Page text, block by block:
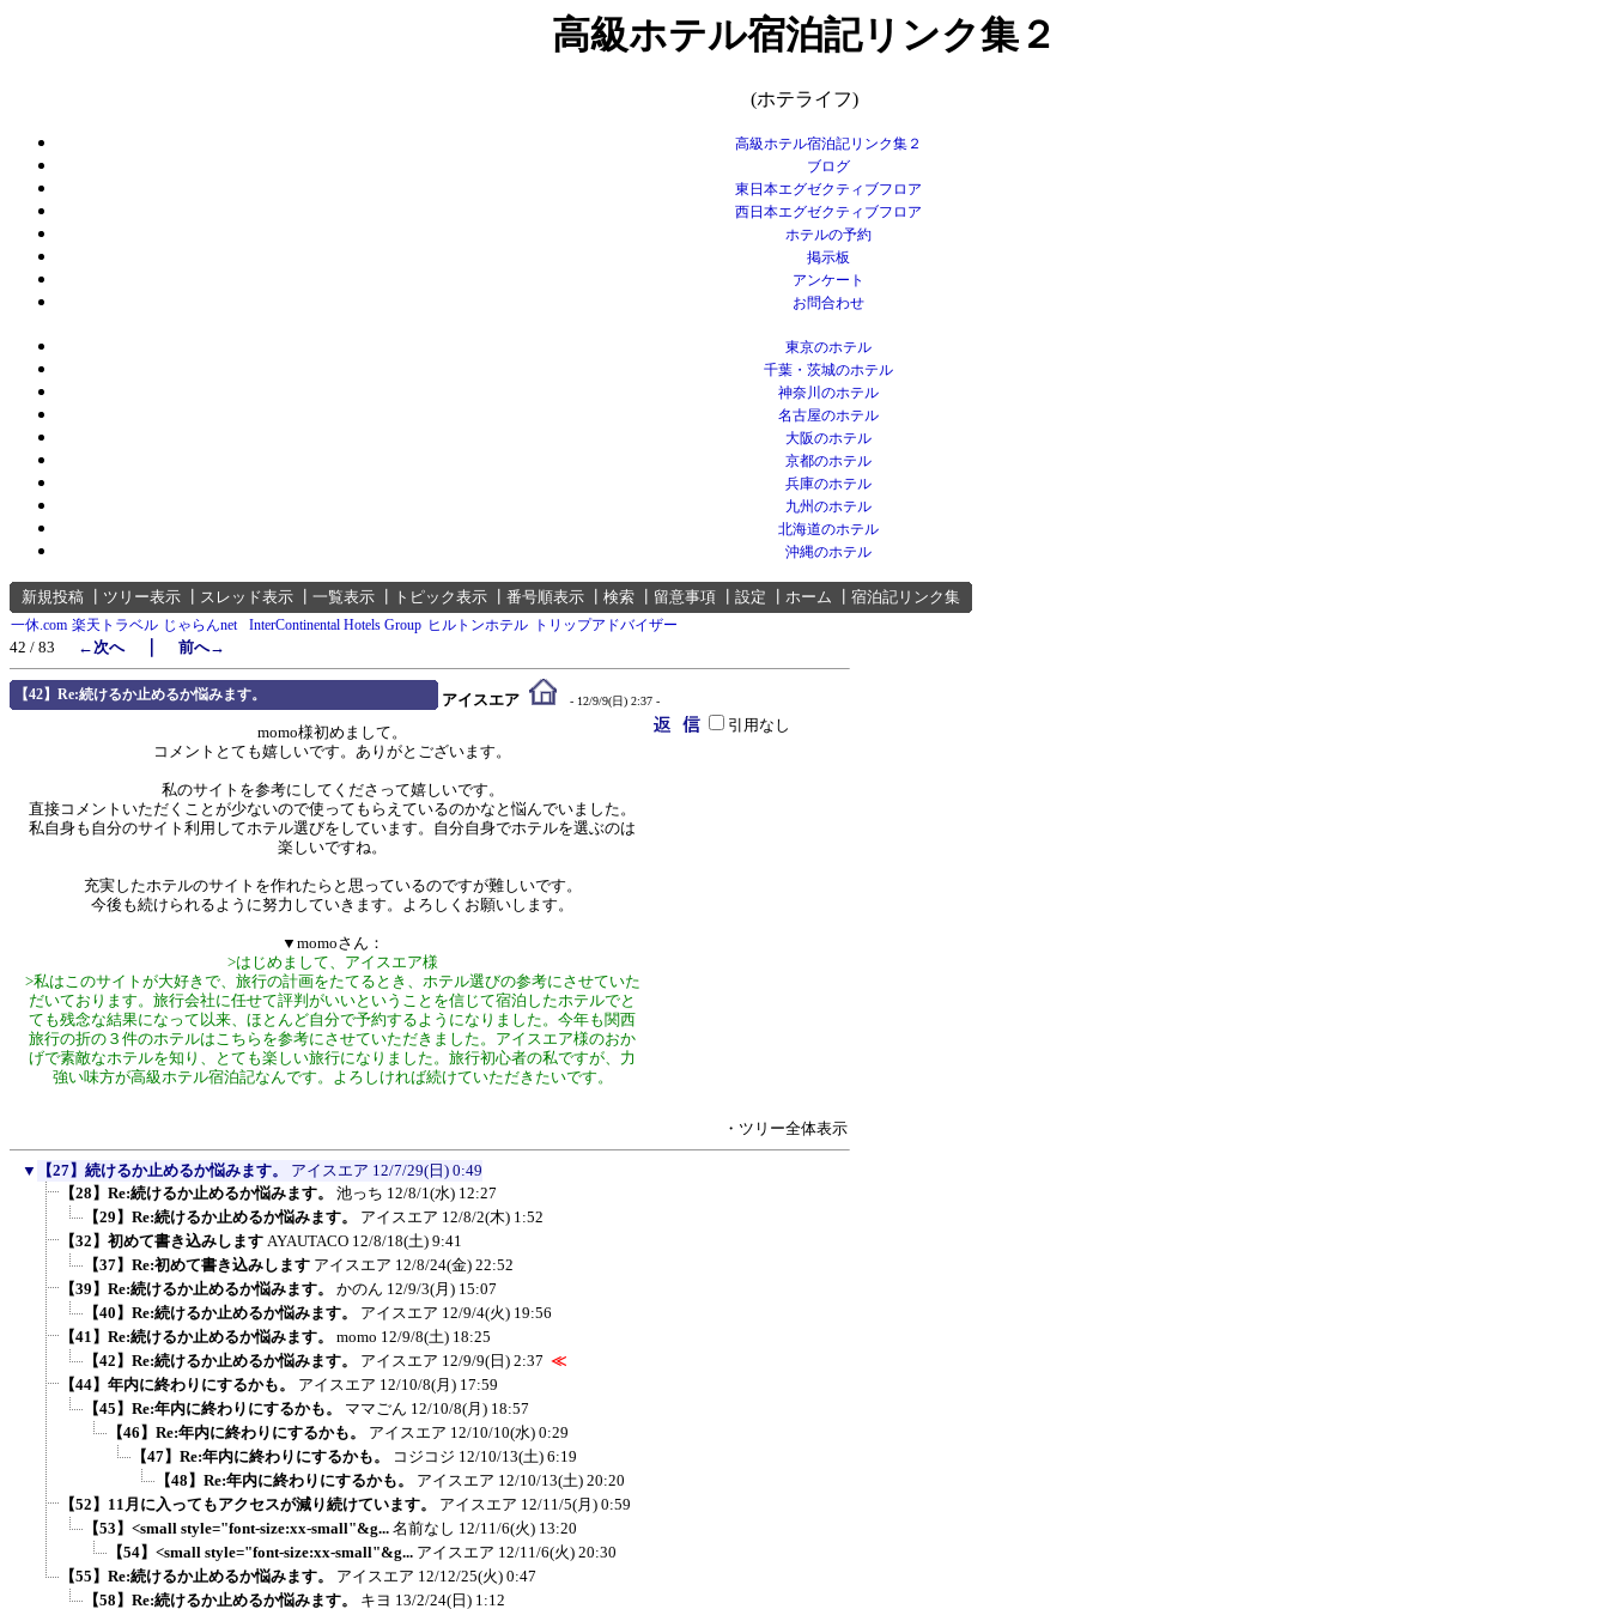
高級ホテル宿泊記リンク集２
(ホテライフ)
高級ホテル宿泊記リンク集２
ブログ
東日本エグゼクティブフロア
西日本エグゼクティブフロア
ホテルの予約
掲示板
アンケート
お問合わせ
東京のホテル
千葉・茨城のホテル
神奈川のホテル
名古屋のホテル
大阪のホテル
京都のホテル
兵庫のホテル
九州のホテル
北海道のホテル
沖縄のホテル
新規投稿 ツリー表示 スレッド表示 一覧表示 トピック表示 番号順表示 検索 留意事項 設定 ホーム 宿泊記リンク集
一休.com 楽天トラベル じゃらんnet InterContinental Hotels Group ヒルトンホテル トリップアドバイザー
42 / 83 ←次へ｜ 前へ→
【42】Re:続けるか止めるか悩みます。 アイスエア - 12/9/9(日) 2:37 -
momo様初めまして。
コメントとても嬉しいです。ありがとございます。
私のサイトを参考にしてくださって嬉しいです。
直接コメントいただくことが少ないので使ってもらえているのかなと悩んでいました。
私自身も自分のサイト利用してホテル選びをしています。自分自身でホテルを選ぶのは
楽しいですね。
充実したホテルのサイトを作れたらと思っているのですが難しいです。
今後も続けられるように努力していきます。よろしくお願いします。
▼momoさん：
>はじめまして、アイスエア様
>私はこのサイトが大好きで、旅行の計画をたてるとき、ホテル選びの参考にさせていた
だいております。旅行会社に任せて評判がいいということを信じて宿泊したホテルでと
ても残念な結果になって以来、ほとんど自分で予約するようになりました。今年も関西
旅行の折の３件のホテルはこちらを参考にさせていただきました。アイスエア様のおか
げで素敵なホテルを知り、とても楽しい旅行になりました。旅行初心者の私ですが、力
強い味方が高級ホテル宿泊記なんです。よろしければ続けていただきたいです。
引用なし
・ツリー全体表示
▼ 【27】続けるか止めるか悩みます。 アイスエア 12/7/29(日) 0:49
【28】Re:続けるか止めるか悩みます。
池っち 12/8/1(水) 12:27
【29】Re:続けるか止めるか悩みます。
アイスエア 12/8/2(木) 1:52
【32】初めて書き込みします AYAUTACO 12/8/18(土) 9:41
【37】Re:初めて書き込みします アイスエア 12/8/24(金) 22:52
【39】Re:続けるか止めるか悩みます。
かのん 12/9/3(月) 15:07
【40】Re:続けるか止めるか悩みます。
アイスエア 12/9/4(火) 19:56
【41】Re:続けるか止めるか悩みます。
momo 12/9/8(土) 18:25
【42】Re:続けるか止めるか悩みます。
アイスエア 12/9/9(日) 2:37 ≪
【44】年内に終わりにするかも。
アイスエア 12/10/8(月) 17:59
【45】Re:年内に終わりにするかも。
ママごん 12/10/8(月) 18:57
【46】Re:年内に終わりにするかも。
アイスエア 12/10/10(水) 0:29
【47】Re:年内に終わりにするかも。
コジコジ 12/10/13(土) 6:19
【48】Re:年内に終わりにするかも。
アイスエア 12/10/13(土) 20:20
【52】11月に入ってもアクセスが減り続けています。
アイスエア 12/11/5(月) 0:59
【53】<small style="font-size:xx-small"&g... 名前なし 12/11/6(火) 13:20
【54】<small style="font-size:xx-small"&g... アイスエア 12/11/6(火) 20:30
【55】Re:続けるか止めるか悩みます。
アイスエア 12/12/25(火) 0:47
【58】Re:続けるか止めるか悩みます。
キヨ 13/2/24(日) 1:12